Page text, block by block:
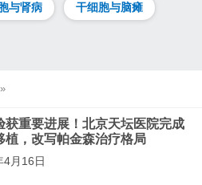
与肾病 干细胞与脑瘫
»
获重要进展！北京天坛医院完成
植，改写帕金森治疗格局
4月16日